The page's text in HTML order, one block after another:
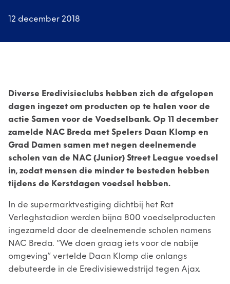
12 december 2018
Diverse Eredivisieclubs hebben zich de afgelopen
dagen ingezet om producten op te halen voor de
actie Samen voor de Voedselbank. Op 11 december
zamelde NAC Breda met Spelers Daan Klomp en
Grad Damen samen met negen deelnemende
scholen van de NAC (Junior) Street League voedsel
in, zodat mensen die minder te besteden hebben
tijdens de Kerstdagen voedsel hebben.
In de supermarktvestiging dichtbij het Rat
Verleghstadion werden bijna 800 voedselproducten
ingezameld door de deelnemende scholen namens
NAC Breda. ‘’We doen graag iets voor de nabije
omgeving’’ vertelde Daan Klomp die onlangs
debuteerde in de Eredivisiewedstrijd tegen Ajax.